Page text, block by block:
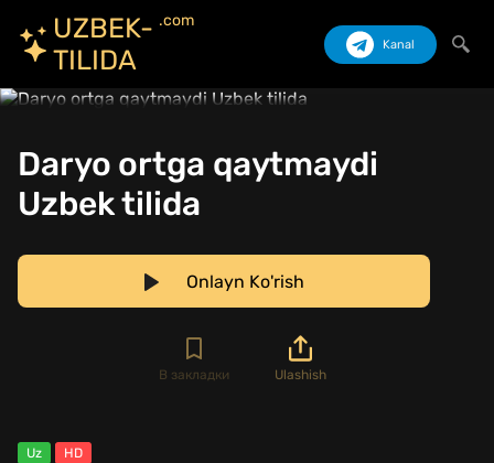
UZBEK-
TILIDA
.com
Kanal
Daryo ortga qaytmaydi
Uzbek tilida
Onlayn Ko'rish
В закладки Ulashish
Uz HD